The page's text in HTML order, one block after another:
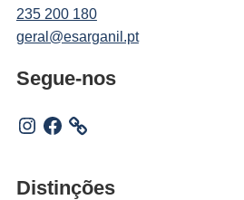
235 200 180
geral@esarganil.pt
Segue-nos
Instagram
Facebook
Distinções